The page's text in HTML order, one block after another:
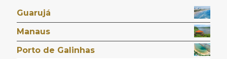
Guarujá
Manaus
Porto de Galinhas